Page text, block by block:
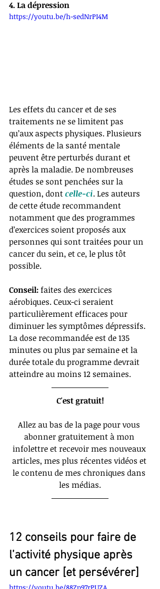
4. La dépression
https://youtu.be/h-sedNrPI4M
Les effets du cancer et de ses
traitements ne se limitent pas
qu’aux aspects physiques. Plusieurs
éléments de la santé mentale
peuvent être perturbés durant et
après la maladie. De nombreuses
études se sont penchées sur la
question, dont celle-ci. Les auteurs
de cette étude recommandent
notamment que des programmes
d’exercices soient proposés aux
personnes qui sont traitées pour un
cancer du sein, et ce, le plus tôt
possible.
Conseil: faites des exercices
aérobiques. Ceux-ci seraient
particulièrement efficaces pour
diminuer les symptômes dépressifs.
La dose recommandée est de 135
minutes ou plus par semaine et la
durée totale du programme devrait
atteindre au moins 12 semaines.
C'est gratuit!
Allez au bas de la page pour vous
abonner gratuitement à mon
infolettre et recevoir mes nouveaux
articles, mes plus récentes vidéos et
le contenu de mes chroniques dans
les médias.
12 conseils pour faire de
l’activité physique après
un cancer [et persévérer]